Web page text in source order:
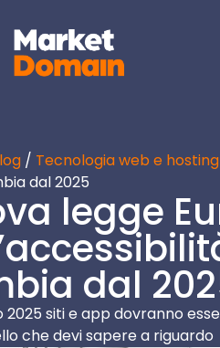
/ Tecnologia web e hosting
dal 2025
legge
dal
2025 siti e app dovranno
che devi sapere a riguardo